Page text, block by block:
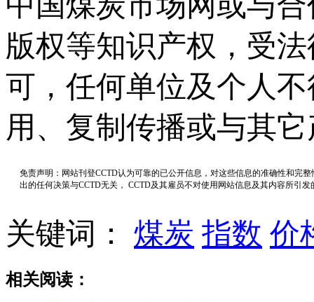
版权等知识产权，受
可，任何单位及个人
用、复制传播或与其
免责声明：网站刊登CCTD认为可靠的已公开信息，对这些信息的准确性和完
出的任何决策与CCTD无关， CCTD及其雇员不对使用网站信息及其内容所引
关键词： 煤炭 指数 价
相关阅读：